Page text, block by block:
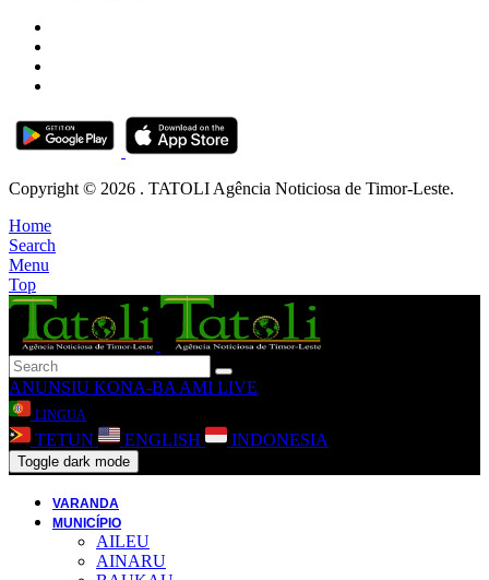
Copyright © 2026 . TATOLI Agência Noticiosa de Timor-Leste.
Home
Search
Menu
Top
ANUNSIU KONA-BA AMI LIVE
LINGUA
TETUN ENGLISH INDONESIA
Toggle dark mode
VARANDA
MUNICÍPIO
AILEU
AINARU